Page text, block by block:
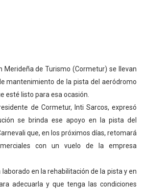
para fortalecer la atención
espacios del OAN para la
en el marco del Encuentro LAGO
con plan de asfaltado
fortalece la coordinación de
Sánchez apadrina a más de 993
Merideña de Turismo (Cormetur) se llevan
mantenimiento de la pista del aeródromo
esté listo para esa ocasión.
de Cormetur, Inti Sarcos, expresó
se brinda ese apoyo en la pista del
que, en los próximos días, retomará
con un vuelo de la empresa
laborado en la rehabilitación de la pista y en
adecuarla y que tenga las condiciones